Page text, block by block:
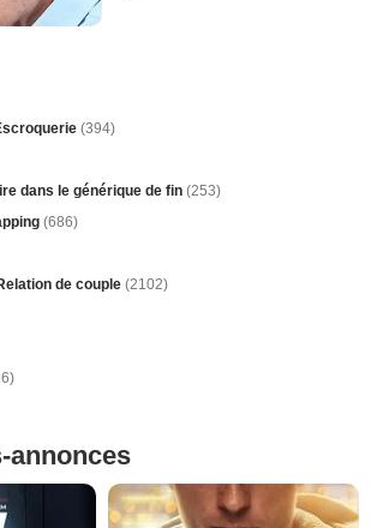
(394)
dans le générique de fin (253)
(686)
de couple (2102)
annonces